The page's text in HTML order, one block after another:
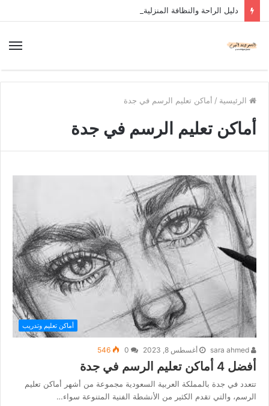
دليل الراحة والنظافة المنزلية
الرئيسية / أماكن تعليم الرسم في جدة
أماكن تعليم الرسم في جدة
أماكن تعليم وتدريب
أغسطس 8, 2023 546
أفضل 4 أماكن تعليم الرسم في جدة
تتعدد في جدة بالمملكة العربية السعودية مجموعة من أشهر أماكن تعليم
الرسم، والتي تقدم الكثير من الأنشطة الفنية المتنوعة سواء…